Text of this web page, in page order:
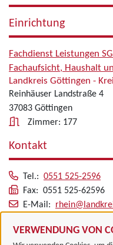
VERWENDUNG VON
Einrichtung
Fachdienst Leistungen
Fachaufsicht, Haushalt
Landkreis Göttingen -
Reinhäuser Landstraße 4
37083 Göttingen
Zimmer: 177
Kontakt
Tel.: 0551 525-2596
Fax: 0551 525-62596
E-Mail:
Alle zugeordneten